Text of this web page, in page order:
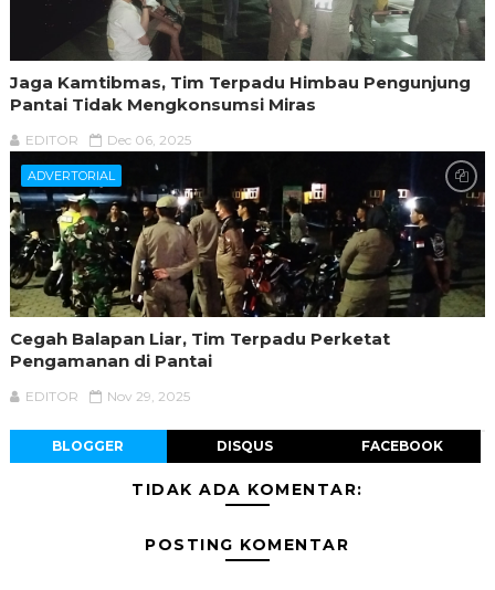
Jaga Kamtibmas, Tim Terpadu Himbau Pengunjung
Pantai Tidak Mengkonsumsi Miras
EDITOR Dec 06, 2025
ADVERTORIAL
Cegah Balapan Liar, Tim Terpadu Perketat
Pengamanan di Pantai
EDITOR Nov 29, 2025
BLOGGER DISQUS FACEBOOK
TIDAK ADA KOMENTAR:
POSTING KOMENTAR